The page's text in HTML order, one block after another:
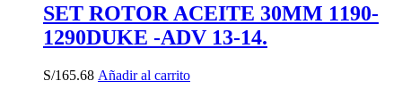
SET ROTOR ACEITE 30MM 1190-
1290DUKE -ADV 13-14.
S/165.68 Añadir al carrito